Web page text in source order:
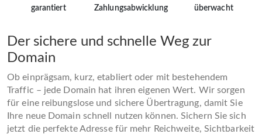
garantiert
Zahlungsabwicklung
überwacht
Der sichere und schnelle Weg zur
Domain
Ob einprägsam, kurz, etabliert oder mit bestehendem
Traffic – jede Domain hat ihren eigenen Wert. Wir sorgen
für eine reibungslose und sichere Übertragung, damit Sie
Ihre neue Domain schnell nutzen können. Sichern Sie sich
jetzt die perfekte Adresse für mehr Reichweite, Sichtbarkeit